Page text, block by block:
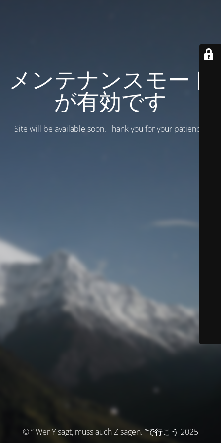
メンテナンスモード
が有効です
Site will be available soon. Thank you for your patience!
© ” Wer Y sagt, muss auch Z sagen. ”で行こう 2025